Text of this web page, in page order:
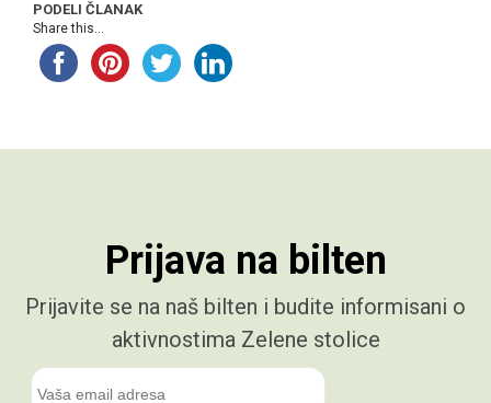
PODELI ČLANAK
Share this...
Prijava na bilten
Prijavite se na naš bilten i budite informisani o
aktivnostima Zelene stolice